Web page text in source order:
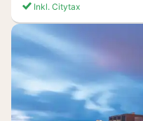
Inkl. Citytax